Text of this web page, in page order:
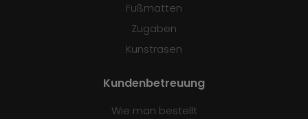
Fußmatten
Zugaben
Kunstrasen
Kundenbetreuung
Wie man bestellt